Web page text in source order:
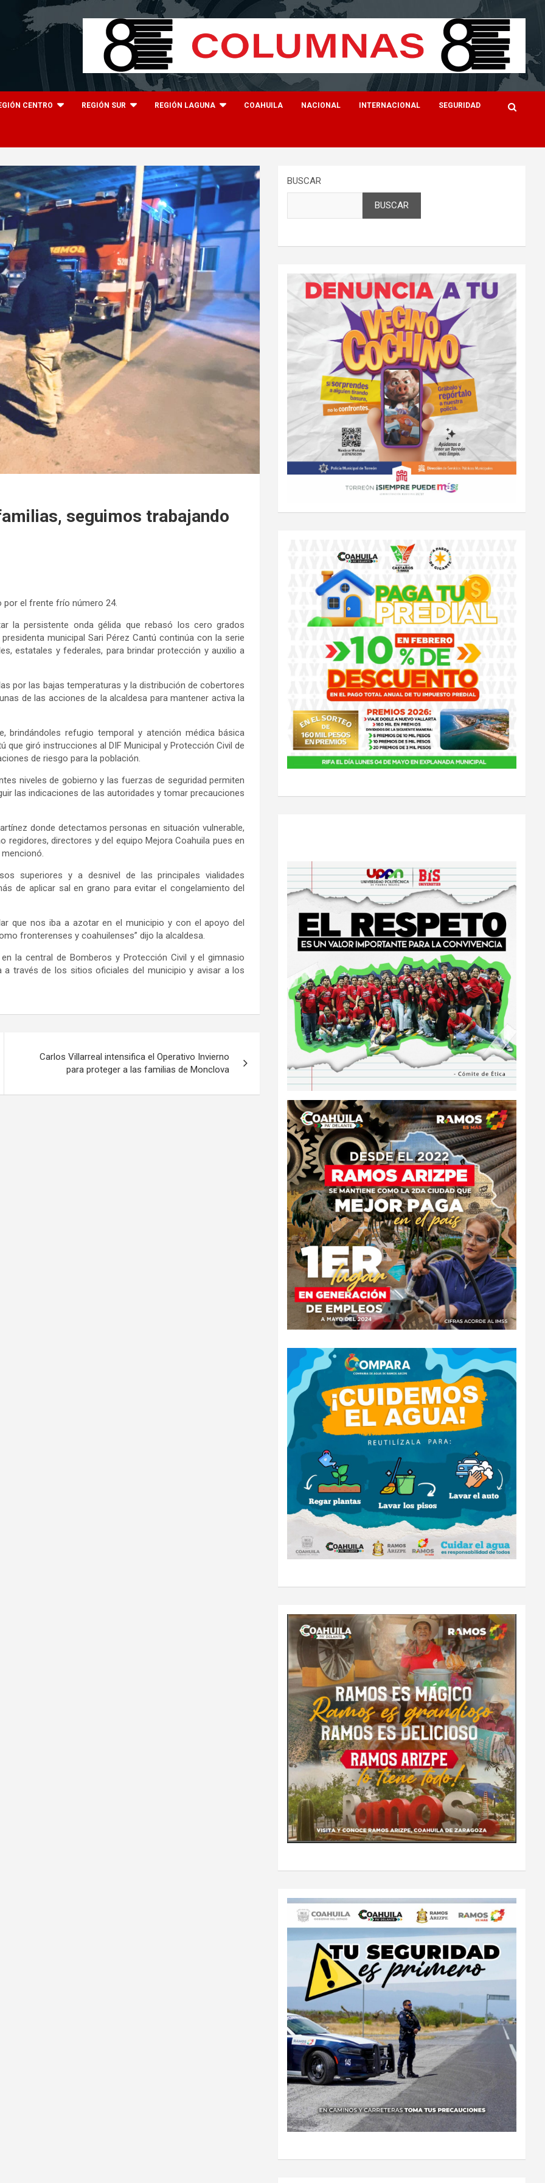
CENTRO REGIÓN SUR REGIÓN LAGUNA COAHUILA NACIONAL INTERNACIONAL SEGURIDAD
seguimos trabajando
por el frente frío número 24.
la persistente onda gélida que rebasó los cero grados
municipal Sari Pérez Cantú continúa con la serie
estatales y federales, para brindar protección y auxilio a
por las bajas temperaturas y la distribución de cobertores
de las acciones de la alcaldesa para mantener activa la
brindándoles refugio temporal y atención médica básica
que giró instrucciones al DIF Municipal y Protección Civil de
de riesgo para la población.
niveles de gobierno y las fuerzas de seguridad permiten
las indicaciones de las autoridades y tomar precauciones
donde detectamos personas en situación vulnerable,
directores y del equipo Mejora Coahuila pues en
superiores y a desnivel de las principales vialidades
de aplicar sal en grano para evitar el congelamiento del
que nos iba a azotar en el municipio y con el apoyo del
fronterenses y coahuilenses” dijo la alcaldesa.
la central de Bomberos y Protección Civil y el gimnasio
través de los sitios oficiales del municipio y avisar a los
Carlos Villarreal intensifica el Operativo Invierno
para proteger a las familias de Monclova
BUSCAR
BUSCAR